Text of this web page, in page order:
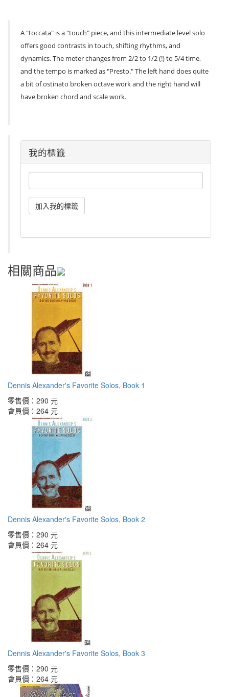
A "toccata" is a "touch" piece, and this intermediate level solo
offers good contrasts in touch, shifting rhythms, and
dynamics. The meter changes from 2/2 to 1/2 (!) to 5/4 time,
and the tempo is marked as "Presto." The left hand does quite
a bit of ostinato broken octave work and the right hand will
have broken chord and scale work.
我的標籤
相關商品
Dennis Alexander's Favorite Solos, Book 1
零售價： 290 元
會員價： 264 元
Dennis Alexander's Favorite Solos, Book 2
零售價： 290 元
會員價： 264 元
Dennis Alexander's Favorite Solos, Book 3
零售價： 290 元
會員價： 264 元